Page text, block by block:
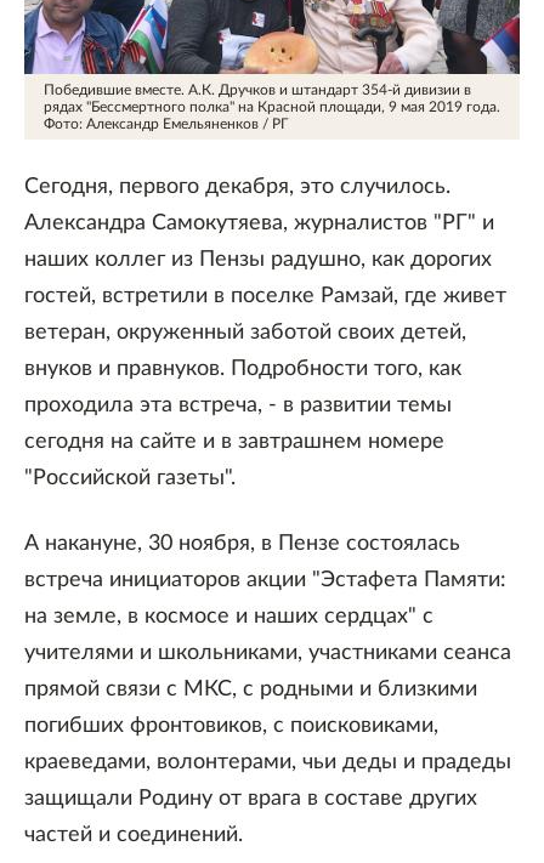
Победившие вместе. А.К. Дручков и штандарт 354-й дивизии в
рядах "Бессмертного полка" на Красной площади, 9 мая 2019 года.
Фото: Александр Емельяненков / РГ
Сегодня, первого декабря, это случилось.
Александра Самокутяева, журналистов "РГ" и
наших коллег из Пензы радушно, как дорогих
гостей, встретили в поселке Рамзай, где живет
ветеран, окруженный заботой своих детей,
внуков и правнуков. Подробности того, как
проходила эта встреча, - в развитии темы
сегодня на сайте и в завтрашнем номере
"Российской газеты".
А накануне, 30 ноября, в Пензе состоялась
встреча инициаторов акции "Эстафета Памяти:
на земле, в космосе и наших сердцах" с
учителями и школьниками, участниками сеанса
прямой связи с МКС, с родными и близкими
погибших фронтовиков, с поисковиками,
краеведами, волонтерами, чьи деды и прадеды
защищали Родину от врага в составе других
частей и соединений.